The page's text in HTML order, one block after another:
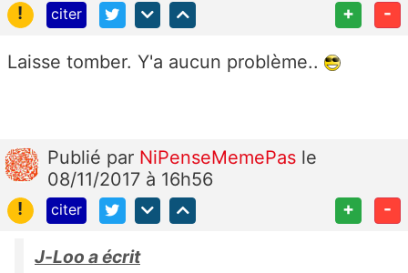
!
citer + -
Laisse tomber. Y'a aucun problème..
Publié par NiPenseMemePas le
08/11/2017 à 16h56
!
citer + -
J-Loo a écrit